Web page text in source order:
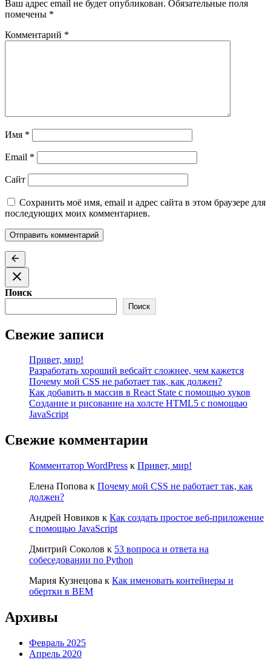
Ваш адрес email не будет опубликован. Обязательные поля
помечены *
Комментарий *
Имя *
Email *
Сайт
Сохранить моё имя, email и адрес сайта в этом браузере для
последующих моих комментариев.
Поиск
Поиск
Свежие записи
Привет, мир!
Разработать хороший вебсайт сложнее, чем кажется
Почему мой CSS не работает так, как должен?
Как добавить в массив в React State с помощью хуков
Создание и рисование на холсте HTML5 с помощью
JavaScript
Свежие комментарии
Комментатор WordPress к Привет, мир!
Елена Попова к Почему мой CSS не работает так, как
должен?
Андрей Новиков к Как создать простое веб-приложение
с помощью JavaScript
Дмитрий Соколов к 53 вопроса и ответа на
собеседовании по Python
Мария Кузнецова к Как именовать контейнеры и
обертки в BEM
Архивы
Февраль 2025
Апрель 2020